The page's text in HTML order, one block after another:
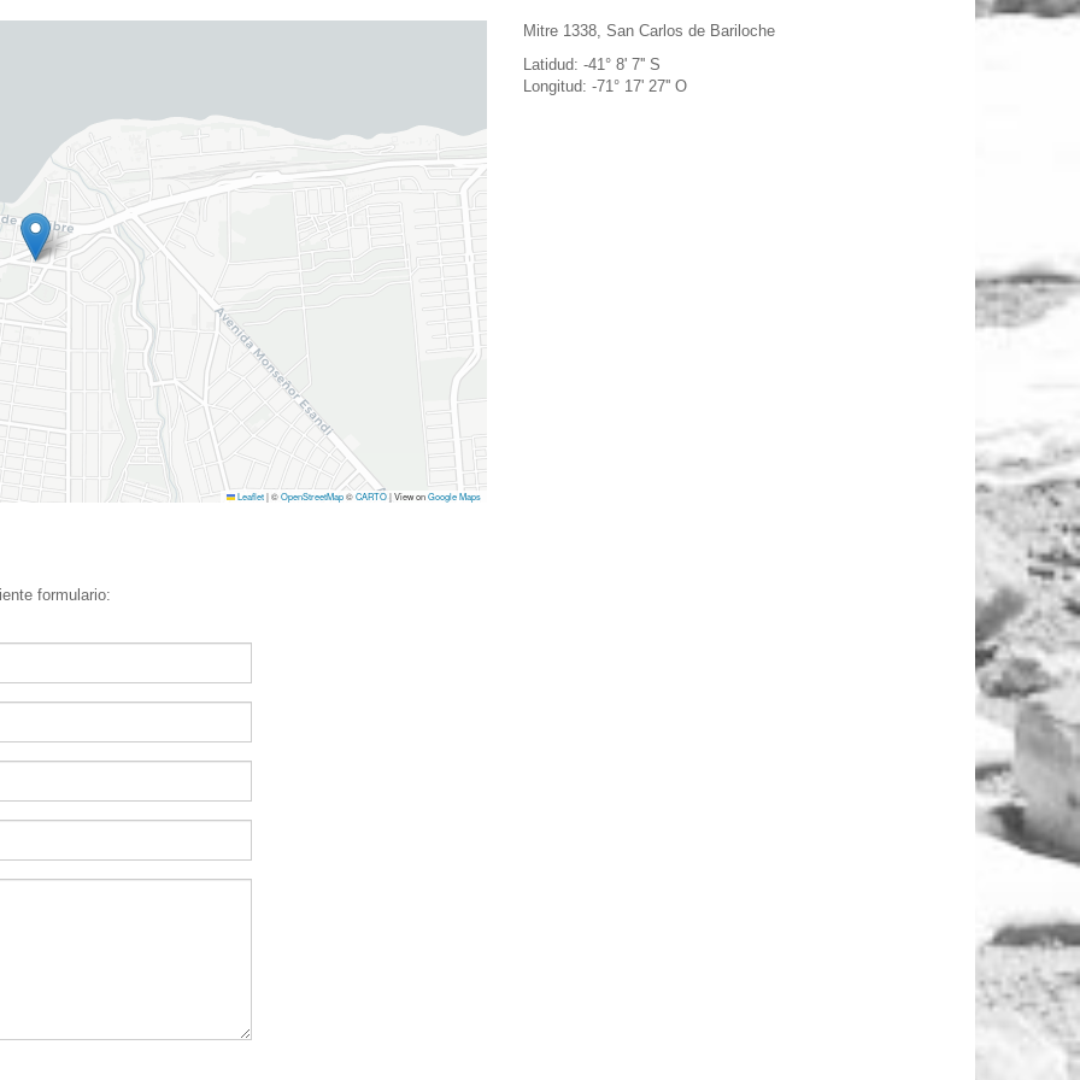
Leaflet|©OpenStreetMap©CARTO| View onGoogle Maps
Mitre 1338, San Carlos de Bariloche
Latidud: -41° 8' 7'' S
Longitud: -71° 17' 27'' O
formulario: